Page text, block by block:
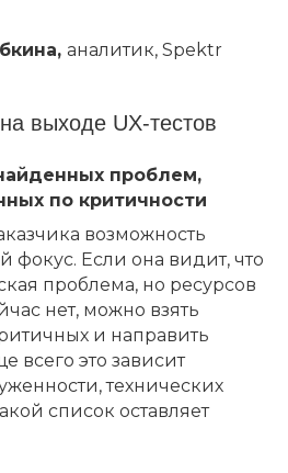
аналитик, Spektr
выходе UX-тестов
проблем,
по критичности
возможность
фокус. Если она видит, что
проблема, но ресурсов
нет, можно взять
и направить
всего это зависит
технических
список оставляет